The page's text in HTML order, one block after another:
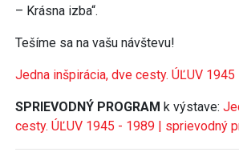
– Krásna izba“.
Tešíme sa na vašu návštevu!
Jedna inšpirácia, dve cesty. ÚĽUV
SPRIEVODNÝ PROGRAM k výstave:
cesty. ÚĽUV 1945 - 1989 | sprievodný